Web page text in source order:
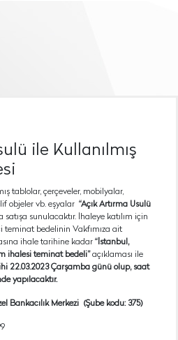
ile Kullanılmış
tablolar, çerçeveler, mobilyalar,
objeler vb. eşyalar “Açık Artırma Usulü
satışa sunulacaktır. İhaleye katılım için
teminat bedelinin Vakfımıza ait
ihale tarihine kadar “İstanbul,
ihalesi teminat bedeli” açıklaması ile
22.03.2023 Çarşamba günü olup, saat
yapılacaktır.
Bankacılık Merkezi (Şube kodu: 375)